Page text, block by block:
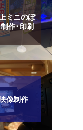
ミニのぼ
作･印刷
像制作